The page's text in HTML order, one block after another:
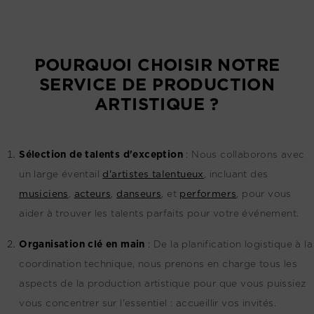
POURQUOI CHOISIR NOTRE
SERVICE DE PRODUCTION
ARTISTIQUE ?
Sélection de talents d'exception : Nous collaborons avec
un large éventail d'artistes talentueux, incluant des
musiciens, acteurs, danseurs, et performers, pour vous
aider à trouver les talents parfaits pour votre événement.
Organisation clé en main : De la planification logistique à la
coordination technique, nous prenons en charge tous les
aspects de la production artistique pour que vous puissiez
vous concentrer sur l'essentiel : accueillir vos invités.